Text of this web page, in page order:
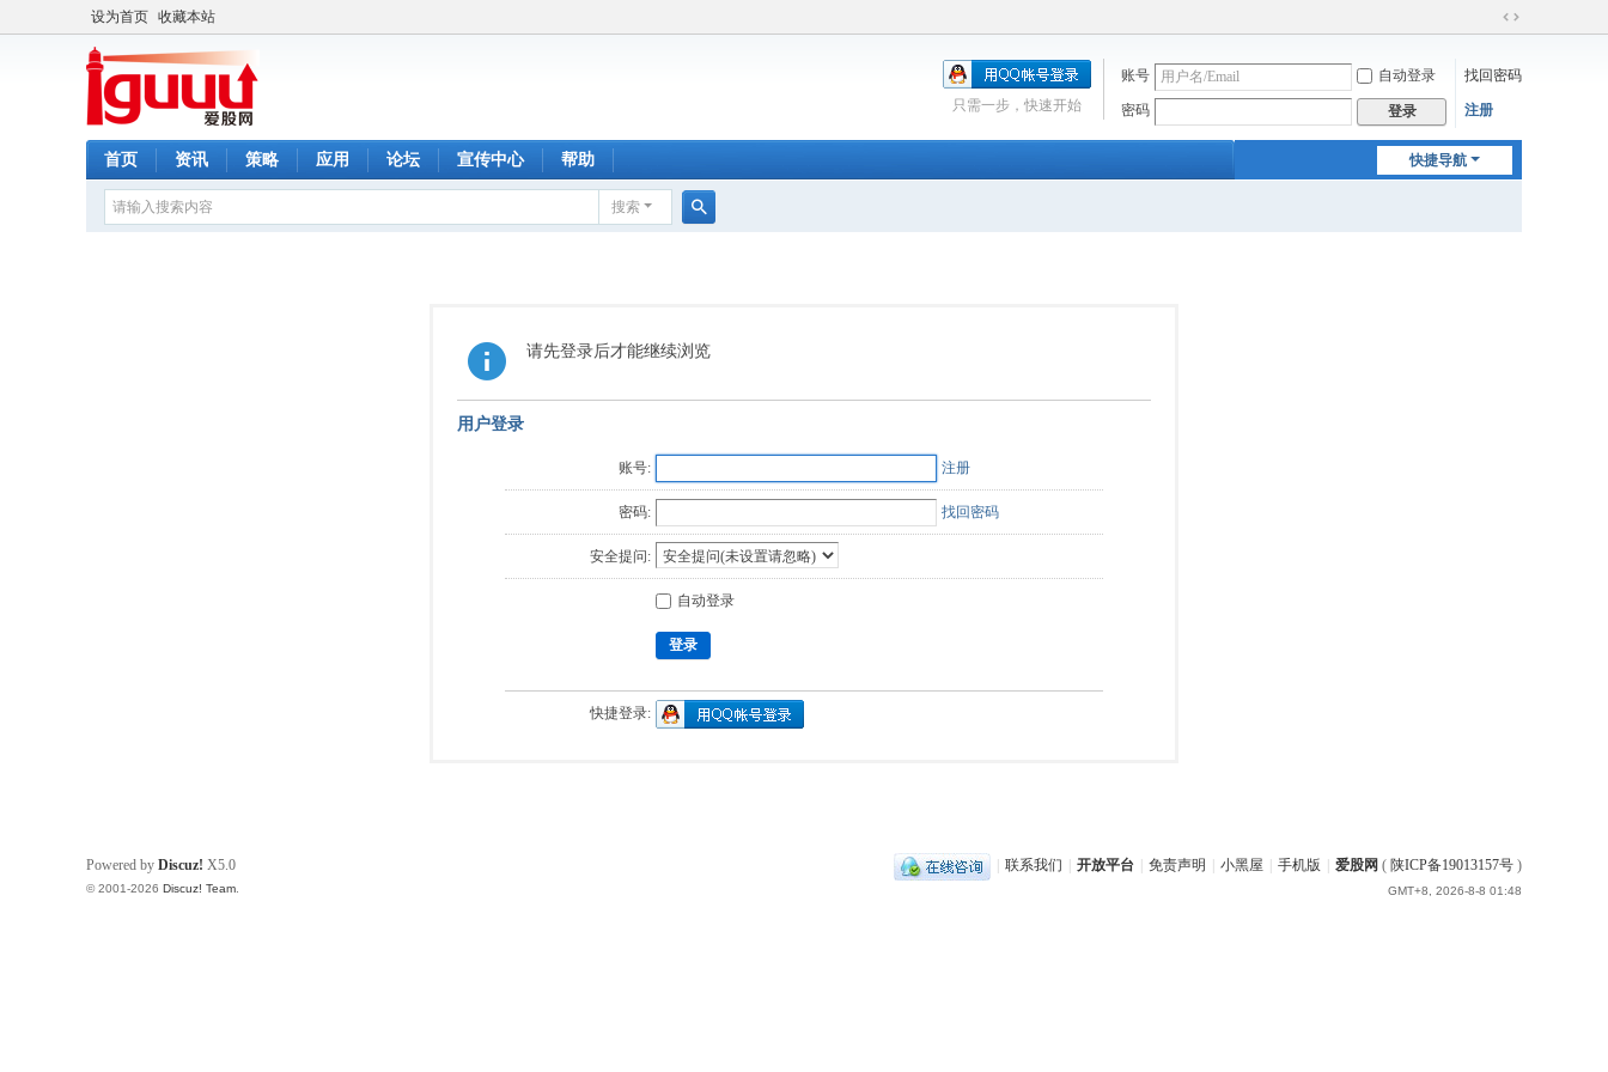
设为首页 收藏本站
切
到
账号 自动登录 找回密码
密码 登录 注册
只需一步，快速开始
快捷导航
首页 资讯 策略 应用 论坛 宣传中心 帮助
搜索
请先登录后才能继续浏览
用户登录
账号: 注册
密码: 找回密码
安全提问:
自动登录
登录
快捷登录:
联系我们 开放平台 免责声明 小黑屋 手机版 爱股网 ( 陕ICP备19013157号 )
GMT+8, 2026-8-8 01:48
Powered by Discuz! X5.0
© 2001-2026 Discuz! Team